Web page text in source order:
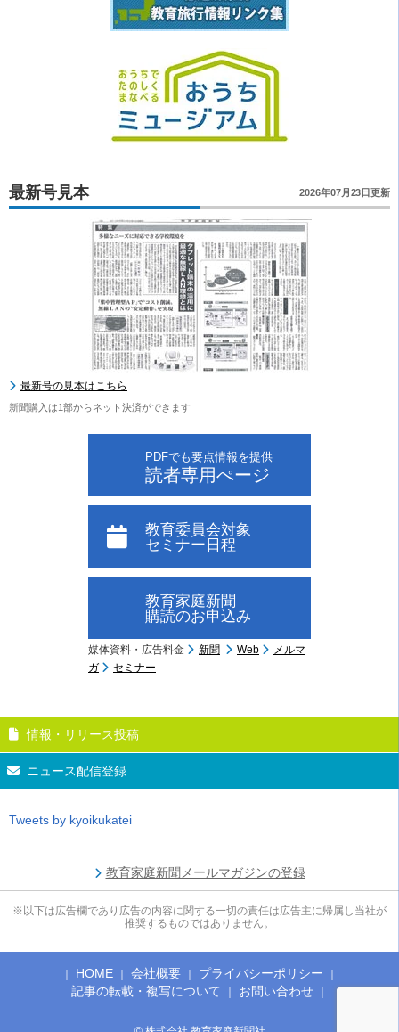
最新号見本 2026年07月23日更新
最新号の見本はこちら
新聞購入は1部からネット決済ができます
PDFでも要点情報を提供
読者専用ぺージ
教育委員会対象
セミナー日程
教育家庭新聞
購読のお申込み
媒体資料・広告料金 新聞 Web
メルマ
ガ
セミナー
情報・リリース投稿
ニュース配信登録
Tweets by kyoikukatei
教育家庭新聞メールマガジンの登録
※以下は広告欄であり広告の内容に関する一切の責任は広告主に帰属し当社が
推奨するものではありません。
HOME 会社概要
プライバシーポリシー
記事の転載・複写について
お問い合わせ